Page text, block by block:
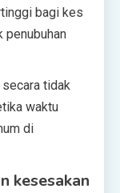
bagi kes
penubuhan
secara tidak
waktu
di
kesesakan